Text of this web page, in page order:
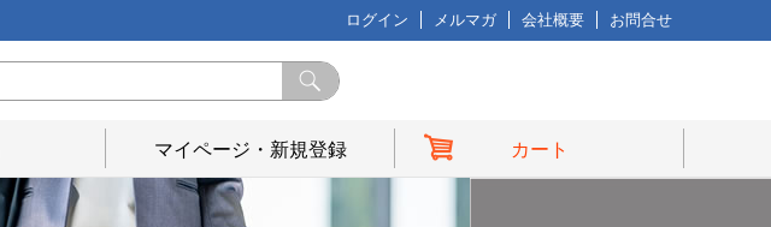
ログイン メルマガ 会社概要 お問合せ
マイページ・新規登録 カート